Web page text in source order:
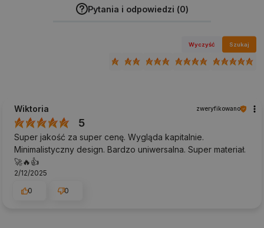
Pytania i odpowiedzi (0)
Wyczyść Szukaj
Wiktoria zweryfikowano
5
Super jakość za super cenę. Wygląda kapitalnie.
Minimalistyczny design. Bardzo uniwersalna. Super materiał.
🚀🔥👍️
2/12/2025
0
0